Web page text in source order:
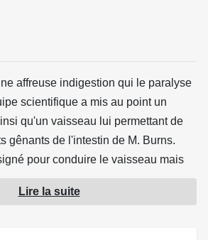
affreuse indigestion qui le paralyse
scientifique a mis au point un
qu'un vaisseau lui permettant de
gênants de l'intestin de M. Burns.
pour conduire le vaisseau mais
miniaturiser, Bart et Milhouse se
projetés sous le rayon. A eux
Lire la suite